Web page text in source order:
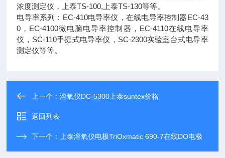
浓度测定仪，上泰TS-100,上泰TS-130等等。
电导率系列：EC-410电导率仪，在线电导率控制器EC-43
0，EC-4100微电脑电导率控制器，EC-4110在线电导率
仪，SC-110手提式电导率仪，SC-2300实验室台式电导率
测定仪等等。
上一个：溶氧仪DC-5300上泰suntex价格
返回列表
下一个： 上泰溶氧仪电极TriOxmatic 690-7在线DO电极